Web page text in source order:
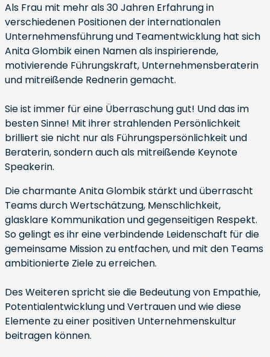
Als Frau mit mehr als 30 Jahren Erfahrung in
verschiedenen Positionen der internationalen
Unternehmensführung und Teamentwicklung hat sich
Anita Glombik einen Namen als inspirierende,
motivierende Führungskraft, Unternehmensberaterin
und mitreißende Rednerin gemacht.
Sie ist immer für eine Überraschung gut! Und das im
besten Sinne! Mit ihrer strahlenden Persönlichkeit
brilliert sie nicht nur als Führungspersönlichkeit und
Beraterin, sondern auch als mitreißende Keynote
Speakerin.
Die charmante Anita Glombik stärkt und überrascht
Teams durch Wertschätzung, Menschlichkeit,
glasklare Kommunikation und gegenseitigen Respekt.
So gelingt es ihr eine verbindende Leidenschaft für die
gemeinsame Mission zu entfachen, und mit den Teams
ambitionierte Ziele zu erreichen.
Des Weiteren spricht sie die Bedeutung von Empathie,
Potentialentwicklung und Vertrauen und wie diese
Elemente zu einer positiven Unternehmenskultur
beitragen können.